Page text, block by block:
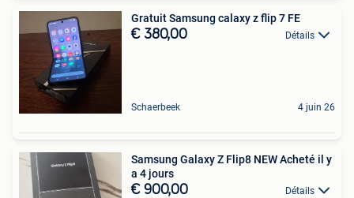
Gratuit Samsung calaxy z flip 7 FE
€ 380,00 Détails
Schaerbeek 4 juin 26
Samsung Galaxy Z Flip8 NEW Acheté il y
a 4 jours
€ 900,00 Détails